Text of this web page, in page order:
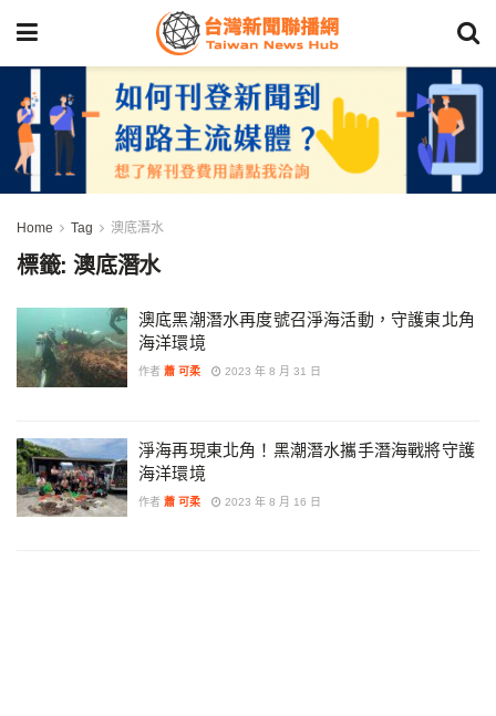
Home Tag 澳底潛水
標籤:澳底潛水
澳底黑潮潛水再度號召淨海活動，守護東北角
海洋環境
作者 蕭 可柔 2023 年 8 月 31 日
淨海再現東北角！黑潮潛水攜手潛海戰將守護
海洋環境
作者 蕭 可柔 2023 年 8 月 16 日